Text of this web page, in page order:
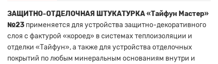
ЗАЩИТНО-ОТДЕЛОЧНАЯ ШТУКАТУРКА «Тайфун Мастер»
№23 применяется для устройства защитно-декоративного
слоя с фактурой «короед» в системах теплоизоляции и
отделки «Тайфун», а также для устройства отделочных
покрытий по любым минеральным основаниям внутри и